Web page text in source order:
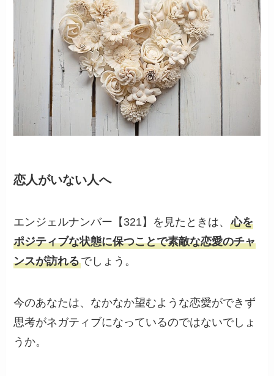
恋人がいない人へ
エンジェルナンバー【321】を見たときは、心を
ポジティブな状態に保つことで素敵な恋愛のチャ
ンスが訪れるでしょう。
今のあなたは、なかなか望むような恋愛ができず
思考がネガティブになっているのではないでしょ
うか。